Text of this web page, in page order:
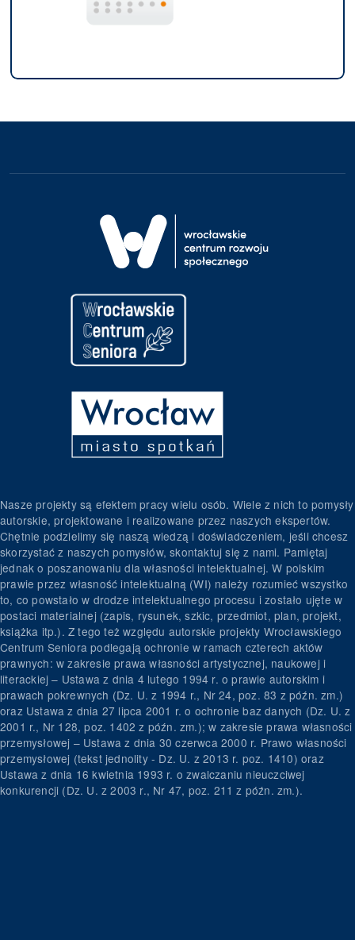
Nasze projekty są efektem pracy wielu osób. Wiele z nich to pomysły
autorskie, projektowane i realizowane przez naszych ekspertów.
Chętnie podzielimy się naszą wiedzą i doświadczeniem, jeśli chcesz
skorzystać z naszych pomysłów, skontaktuj się z nami. Pamiętaj
jednak o poszanowaniu dla własności intelektualnej. W polskim
prawie przez własność intelektualną (WI) należy rozumieć wszystko
to, co powstało w drodze intelektualnego procesu i zostało ujęte w
postaci materialnej (zapis, rysunek, szkic, przedmiot, plan, projekt,
książka itp.). Z tego też względu autorskie projekty Wrocławskiego
Centrum Seniora podlegają ochronie w ramach czterech aktów
prawnych: w zakresie prawa własności artystycznej, naukowej i
literackiej – Ustawa z dnia 4 lutego 1994 r. o prawie autorskim i
prawach pokrewnych (Dz. U. z 1994 r., Nr 24, poz. 83 z późn. zm.)
oraz Ustawa z dnia 27 lipca 2001 r. o ochronie baz danych (Dz. U. z
2001 r., Nr 128, poz. 1402 z późn. zm.); w zakresie prawa własności
przemysłowej – Ustawa z dnia 30 czerwca 2000 r. Prawo własności
przemysłowej (tekst jednolity - Dz. U. z 2013 r. poz. 1410) oraz
Ustawa z dnia 16 kwietnia 1993 r. o zwalczaniu nieuczciwej
konkurencji (Dz. U. z 2003 r., Nr 47, poz. 211 z późn. zm.).